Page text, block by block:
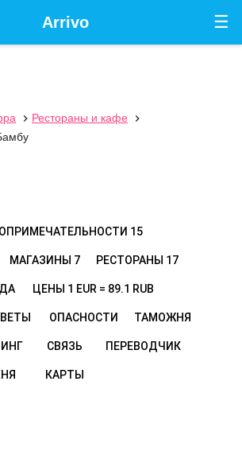
☰
Arrivo
 Рестораны и кафе

15
МАГАЗИНЫ 7 РЕСТОРАНЫ 17
ЦЕНЫ 1 EUR = 89.1 RUB
ОПАСНОСТИ ТАМОЖНЯ
СВЯЗЬ ПЕРЕВОДЧИК
КАРТЫ